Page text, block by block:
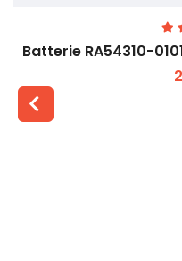
Batterie RA54310-